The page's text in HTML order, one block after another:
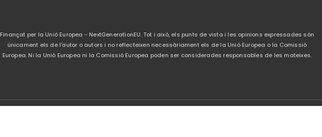
Finançat per la Unió Europea - NextGenerationEU. Tot i això, els punts de vista i les opinions expressades són
únicament els de l'autor o autors i no reflecteixen necessàriament els de la Unió Europea o la Comissió
Europea. Ni la Unió Europea ni la Comissió Europea poden ser considerades responsables de les mateixes.